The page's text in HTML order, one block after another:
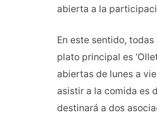
abierta a la
En este sentido,
plato principal es
abiertas de lunes a
asistir a la comida es
destinará a dos